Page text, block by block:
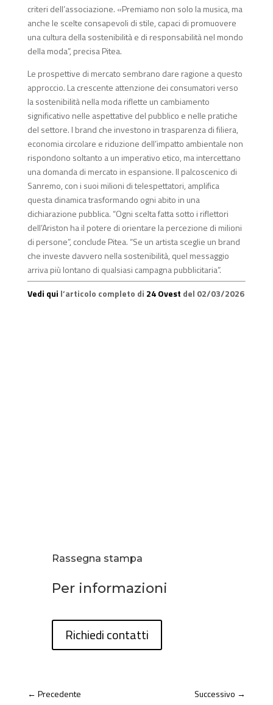
criteri dell’associazione. «Premiamo non solo la musica, ma
anche le scelte consapevoli di stile, capaci di promuovere
una cultura della sostenibilità e di responsabilità nel mondo
della moda”, precisa Pitea.
Le prospettive di mercato sembrano dare ragione a questo
approccio. La crescente attenzione dei consumatori verso
la sostenibilità nella moda riflette un cambiamento
significativo nelle aspettative del pubblico e nelle pratiche
del settore. I brand che investono in trasparenza di filiera,
economia circolare e riduzione dell’impatto ambientale non
rispondono soltanto a un imperativo etico, ma intercettano
una domanda di mercato in espansione. Il palcoscenico di
Sanremo, con i suoi milioni di telespettatori, amplifica
questa dinamica trasformando ogni abito in una
dichiarazione pubblica. “Ogni scelta fatta sotto i riflettori
dell’Ariston ha il potere di orientare la percezione di milioni
di persone”, conclude Pitea. “Se un artista sceglie un brand
che investe davvero nella sostenibilità, quel messaggio
arriva più lontano di qualsiasi campagna pubblicitaria”.
Vedi qui l’articolo completo di 24 Ovest del 02/03/2026
Rassegna stampa
Per informazioni
Richiedi contatti
← Precedente Successivo →